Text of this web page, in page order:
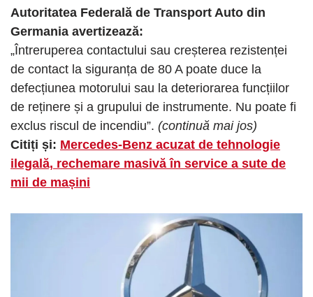
Autoritatea Federală de Transport Auto din
Germania avertizează:
„Întreruperea contactului sau creșterea rezistenței
de contact la siguranța de 80 A poate duce la
defecțiunea motorului sau la deteriorarea funcțiilor
de reținere și a grupului de instrumente. Nu poate fi
exclus riscul de incendiu”. (continuă mai jos)
Citiți și: Mercedes-Benz acuzat de tehnologie
ilegală, rechemare masivă în service a sute de
mii de mașini